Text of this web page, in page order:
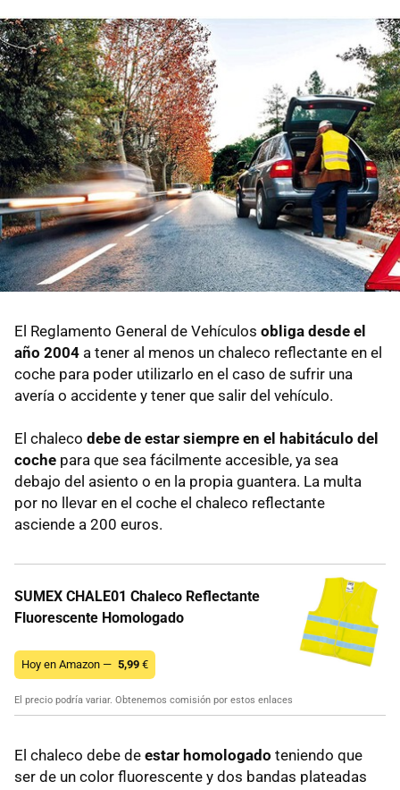
El Reglamento General de Vehículos obliga desde el
año 2004 a tener al menos un chaleco reflectante en el
coche para poder utilizarlo en el caso de sufrir una
avería o accidente y tener que salir del vehículo.
El chaleco debe de estar siempre en el habitáculo del
coche para que sea fácilmente accesible, ya sea
debajo del asiento o en la propia guantera. La multa
por no llevar en el coche el chaleco reflectante
asciende a 200 euros.
SUMEX CHALE01 Chaleco Reflectante
Fluorescente Homologado
Hoy en Amazon — 5,99 €
El precio podría variar. Obtenemos comisión por estos enlaces
El chaleco debe de estar homologado teniendo que
ser de un color fluorescente y dos bandas plateadas